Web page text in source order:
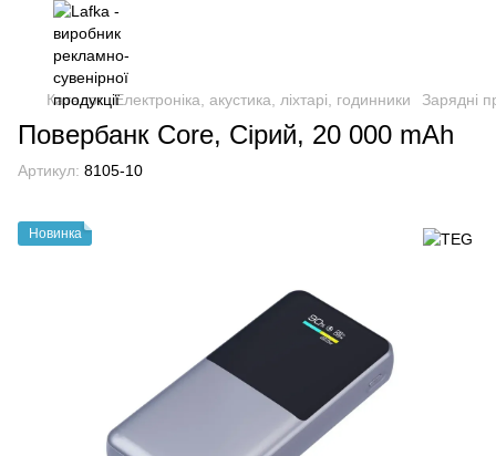
Каталог Електроніка, акустика, ліхтарі, годинники Зарядні
Повербанк Core, Сірий, 20 000 mAh
Артикул: 8105-10
Новинка